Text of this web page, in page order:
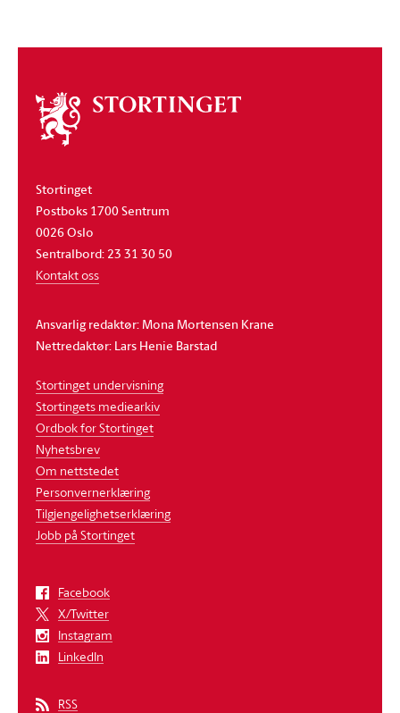
Om
stortinget
Stortinget
Postboks 1700 Sentrum
0026 Oslo
Sentralbord: 23 31 30 50
Kontakt oss
Ansvarlig redaktør: Mona Mortensen Krane
Nettredaktør: Lars Henie Barstad
Stortinget undervisning
Stortingets mediearkiv
Ordbok for Stortinget
Nyhetsbrev
Om nettstedet
Personvernerklæring
Tilgjengelighetserklæring
Jobb på Stortinget
Facebook
X/Twitter
Instagram
LinkedIn
RSS